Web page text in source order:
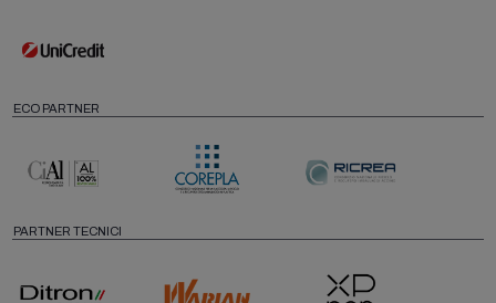
ECO PARTNER
PARTNER TECNICI